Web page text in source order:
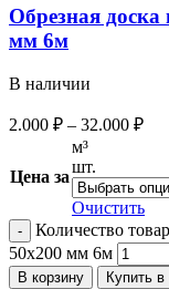
Обрезная
мм 6м
В наличии
2.000 ₽ – 32.000 ₽
Цена за
м³
шт.
Очистить
Количество
50х200 мм 6м
В корзину Купить